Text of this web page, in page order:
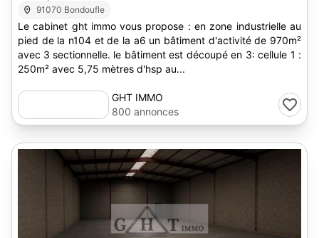
91070 Bondoufle
Le cabinet ght immo vous propose : en zone industrielle au
pied de la n104 et de la a6 un bâtiment d'activité de 970m²
avec 3 sectionnelle. le bâtiment est découpé en 3: cellule 1 :
250m² avec 5,75 mètres d'hsp au...
GHT IMMO
800 annonces